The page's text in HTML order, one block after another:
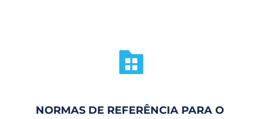
NORMAS DE REFERÊNCIA PARA O